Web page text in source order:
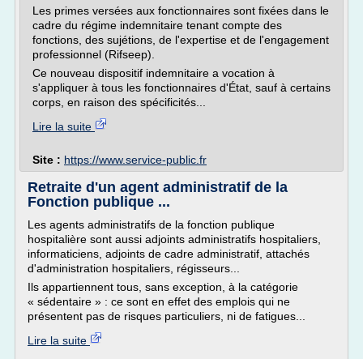
Les primes versées aux fonctionnaires sont fixées dans le
cadre du régime indemnitaire tenant compte des
fonctions, des sujétions, de l'expertise et de l'engagement
professionnel (Rifseep).
Ce nouveau dispositif indemnitaire a vocation à
s'appliquer à tous les fonctionnaires d'État, sauf à certains
corps, en raison des spécificités...
Lire la suite
Site : https://www.service-public.fr
Retraite d'un agent administratif de la
Fonction publique ...
Les agents administratifs de la fonction publique
hospitalière sont aussi adjoints administratifs hospitaliers,
informaticiens, adjoints de cadre administratif, attachés
d'administration hospitaliers, régisseurs...
Ils appartiennent tous, sans exception, à la catégorie
« sédentaire » : ce sont en effet des emplois qui ne
présentent pas de risques particuliers, ni de fatigues...
Lire la suite